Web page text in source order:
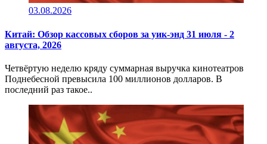
03.08.2026
Китай: Обзор кассовых сборов за уик-энд 31 июля - 2
августа, 2026
Четвёртую неделю кряду суммарная выручка кинотеатров
Поднебесной превысила 100 миллионов долларов. В
последний раз такое..